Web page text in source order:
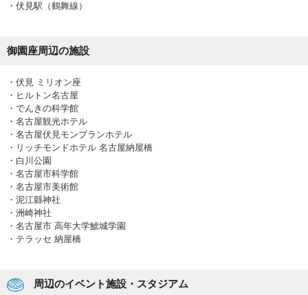
・ 伏見駅（鶴舞線）
御園座周辺の施設
・ 伏見 ミリオン座
・ ヒルトン名古屋
・ でんきの科学館
・ 名古屋観光ホテル
・ 名古屋伏見モンブランホテル
・ リッチモンドホテル 名古屋納屋橋
・ 白川公園
・ 名古屋市科学館
・ 名古屋市美術館
・ 泥江縣神社
・ 洲崎神社
・ 名古屋市 高年大学鯱城学園
・ テラッセ 納屋橋
周辺のイベント施設・スタジアム